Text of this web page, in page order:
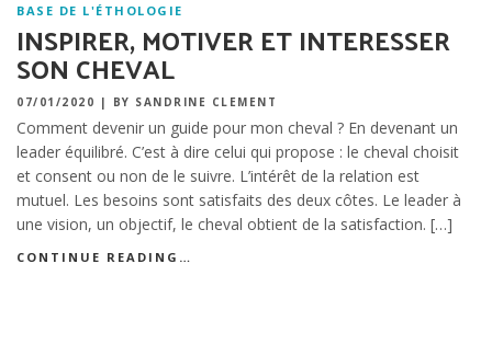
BASE DE L'ÉTHOLOGIE
INSPIRER, MOTIVER ET INTERESSER
SON CHEVAL
07/01/2020 | BY SANDRINE CLEMENT
Comment devenir un guide pour mon cheval ? En devenant un
leader équilibré. C’est à dire celui qui propose : le cheval choisit
et consent ou non de le suivre. L’intérêt de la relation est
mutuel. Les besoins sont satisfaits des deux côtes. Le leader à
une vision, un objectif, le cheval obtient de la satisfaction. […]
CONTINUE READING…